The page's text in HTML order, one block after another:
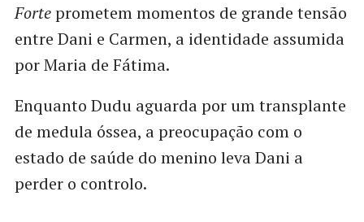
Forteprometem momentos de grande tensão
entre Dani e Carmen, a identidade assumida
por Maria de Fátima.
Enquanto Dudu aguarda por um transplante
de medula óssea, a preocupação com o
estado de saúde do menino leva Dani a
perder o controlo.